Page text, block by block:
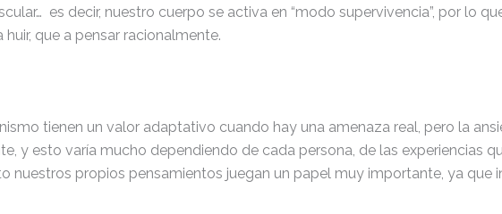
es decir, nuestro cuerpo se activa en “modo supervivencia”, por lo
que a pensar racionalmente.
tienen un valor adaptativo cuando hay una amenaza real, pero la
y esto varía mucho dependiendo de cada persona, de las experiencias
nuestros propios pensamientos juegan un papel muy importante, ya que